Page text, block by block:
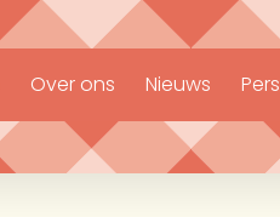
Over ons Nieuws Pers